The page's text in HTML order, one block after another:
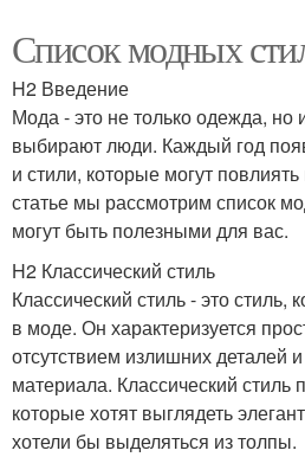
Список модных
H2 Введение
Мода - это не только одежда, но
выбирают люди. Каждый год
и стили, которые могут
статье мы рассмотрим список
могут быть полезными для вас.
H2 Классический стиль
Классический стиль - это стиль,
в моде. Он характеризуется
отсутствием излишних деталей
материала. Классический стиль
которые хотят выглядеть
хотели бы выделяться из толпы.